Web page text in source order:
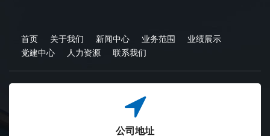
首页 关于我们 新闻中心 业务范围
业绩展示
党建中心
人力资源 联系我们
公司地址